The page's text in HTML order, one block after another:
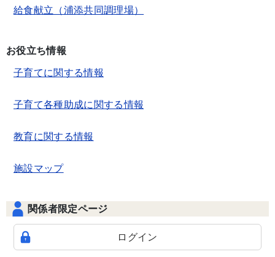
給食献立（浦添共同調理場）
お役立ち情報
子育てに関する情報
子育て各種助成に関する情報
教育に関する情報
施設マップ
関係者限定ページ
ログイン